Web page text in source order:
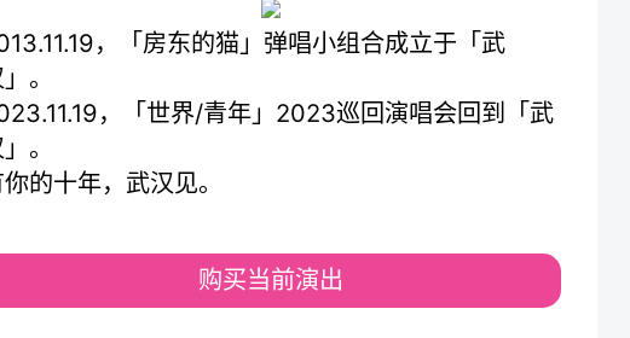
，「房东的猫」弹唱小组合成立于「武
。
，「世界/青年」2023巡回演唱会回到「武
。
的十年，武汉见。
购买当前演出